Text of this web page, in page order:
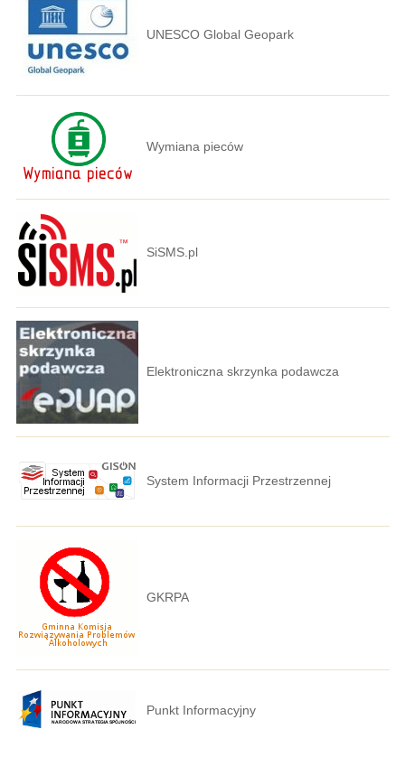
UNESCO Global Geopark
Wymiana pieców
SiSMS.pl
Elektroniczna skrzynka podawcza
System Informacji Przestrzennej
GKRPA
Punkt Informacyjny